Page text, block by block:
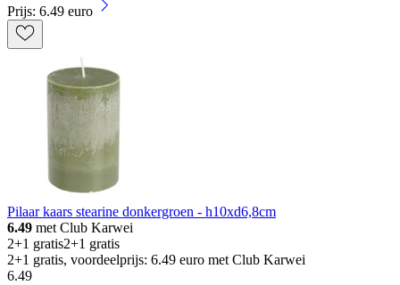
Prijs: 6.49 euro
Pilaar kaars stearine donkergroen - h10xd6,8cm
6.49 met Club Karwei
2+1 gratis2+1 gratis
2+1 gratis, voordeelprijs: 6.49 euro met Club Karwei
6.49